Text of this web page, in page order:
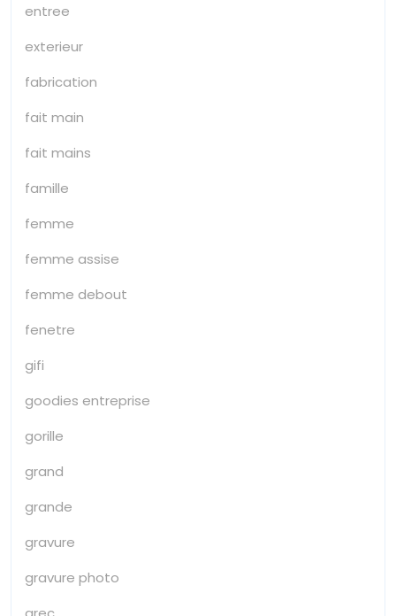
entree
exterieur
fabrication
fait main
fait mains
famille
femme
femme assise
femme debout
fenetre
gifi
goodies entreprise
gorille
grand
grande
gravure
gravure photo